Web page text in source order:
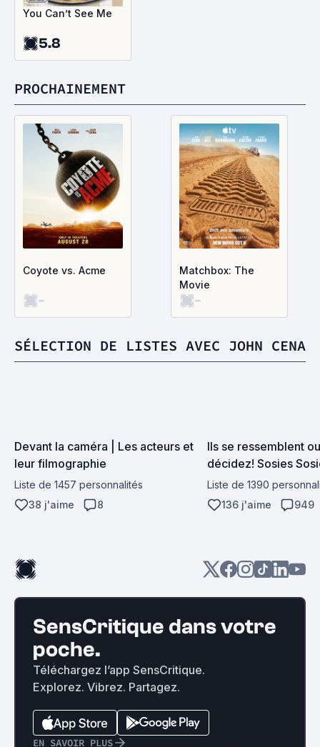
You Can’t See Me
5.8
PROCHAINEMENT
Coyote vs. Acme
-
Matchbox: The
Movie
-
SÉLECTION DE LISTES AVEC JOHN CENA
Devant la caméra | Les acteurs et
leur filmographie
Liste de 1457 personnalités
38 j'aime
8
Ils se ressemblent
décidez! Sosies
Liste de 1390
136 j'aime
949
SensCritique dans votre
poche.
Téléchargez l’app SensCritique.
Explorez. Vibrez. Partagez.
EN SAVOIR PLUS